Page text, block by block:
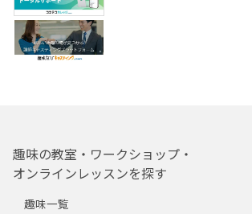
趣味の教室・ワークショップ・
オンラインレッスンを探す
趣味一覧